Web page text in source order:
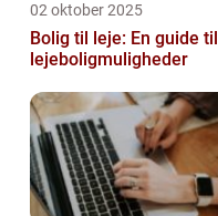
02 oktober 2025
Bolig til leje: En guide til
lejeboligmuligheder